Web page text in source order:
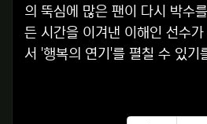
의 뚝심에 많은 팬이 다시 박수
든 시간을 이겨낸 이해인 선수
서 '행복의 연기'를 펼칠 수 있기